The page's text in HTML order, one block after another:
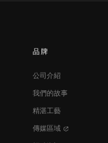
品牌
公司介紹
我們的故事
精湛工藝
傳媒區域